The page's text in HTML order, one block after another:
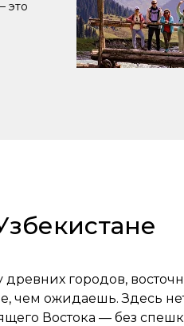
это
древних городов,
ожидаешь. Здесь нет
Востока — без